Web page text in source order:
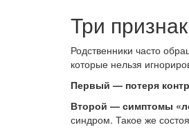
Три
Родственники часто
которые нельзя
Первый — потеря
Второй — симптомы
синдром. Такое же